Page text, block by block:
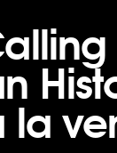
la